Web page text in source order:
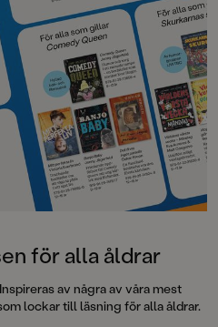
för alla åldrar
av några av våra mest
lockar till läsning för alla åldrar.